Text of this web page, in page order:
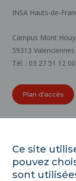
INSA Hauts-de-
Campus Mont Houy
59313
Tél. : 03 27 51 12
Plan d'accès
INDEX ÉGALITÉ
PLAN DU SITE
Ce site
pouvez
sont